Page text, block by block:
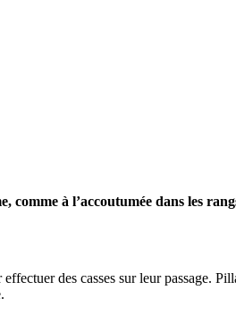
à l’accoutumée dans les
des casses sur leur passage.